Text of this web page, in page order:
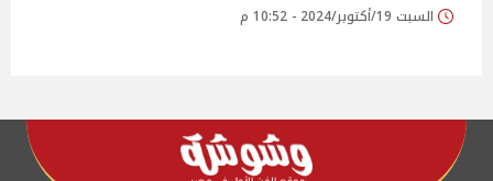
السبت 19/أكتوبر/2024 - 10:52 م